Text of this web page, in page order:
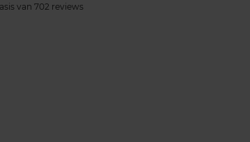
van 702 reviews